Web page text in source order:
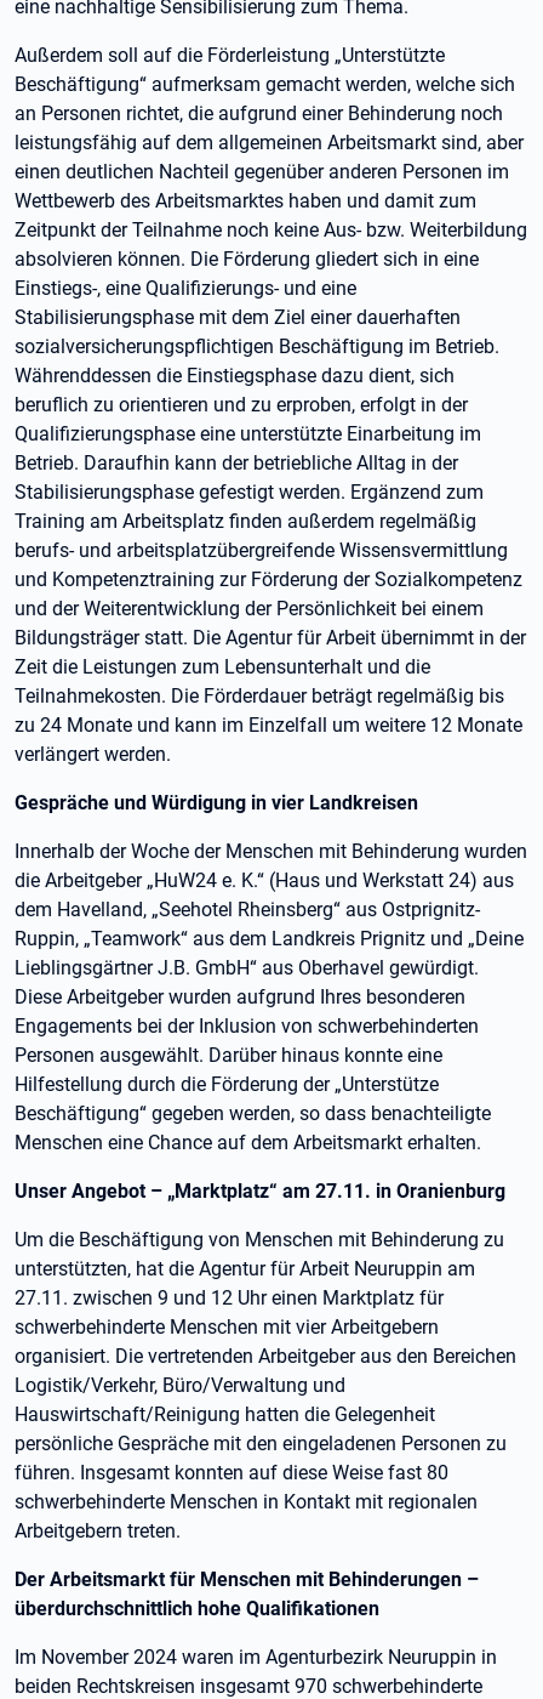
eine nachhaltige Sensibilisierung zum Thema.
Außerdem soll auf die Förderleistung „Unterstützte
Beschäftigung“ aufmerksam gemacht werden, welche sich
an Personen richtet, die aufgrund einer Behinderung noch
leistungsfähig auf dem allgemeinen Arbeitsmarkt sind, aber
einen deutlichen Nachteil gegenüber anderen Personen im
Wettbewerb des Arbeitsmarktes haben und damit zum
Zeitpunkt der Teilnahme noch keine Aus- bzw. Weiterbildung
absolvieren können. Die Förderung gliedert sich in eine
Einstiegs-, eine Qualifizierungs- und eine
Stabilisierungsphase mit dem Ziel einer dauerhaften
sozialversicherungspflichtigen Beschäftigung im Betrieb.
Währenddessen die Einstiegsphase dazu dient, sich
beruflich zu orientieren und zu erproben, erfolgt in der
Qualifizierungsphase eine unterstützte Einarbeitung im
Betrieb. Daraufhin kann der betriebliche Alltag in der
Stabilisierungsphase gefestigt werden. Ergänzend zum
Training am Arbeitsplatz finden außerdem regelmäßig
berufs- und arbeitsplatzübergreifende Wissensvermittlung
und Kompetenztraining zur Förderung der Sozialkompetenz
und der Weiterentwicklung der Persönlichkeit bei einem
Bildungsträger statt. Die Agentur für Arbeit übernimmt in der
Zeit die Leistungen zum Lebensunterhalt und die
Teilnahmekosten. Die Förderdauer beträgt regelmäßig bis
zu 24 Monate und kann im Einzelfall um weitere 12 Monate
verlängert werden.
Gespräche und Würdigung in vier Landkreisen
Innerhalb der Woche der Menschen mit Behinderung wurden
die Arbeitgeber „HuW24 e. K.“ (Haus und Werkstatt 24) aus
dem Havelland, „Seehotel Rheinsberg“ aus Ostprignitz-
Ruppin, „Teamwork“ aus dem Landkreis Prignitz und „Deine
Lieblingsgärtner J.B. GmbH“ aus Oberhavel gewürdigt.
Diese Arbeitgeber wurden aufgrund Ihres besonderen
Engagements bei der Inklusion von schwerbehinderten
Personen ausgewählt. Darüber hinaus konnte eine
Hilfestellung durch die Förderung der „Unterstütze
Beschäftigung“ gegeben werden, so dass benachteiligte
Menschen eine Chance auf dem Arbeitsmarkt erhalten.
Unser Angebot – „Marktplatz“ am 27.11. in Oranienburg
Um die Beschäftigung von Menschen mit Behinderung zu
unterstützten, hat die Agentur für Arbeit Neuruppin am
27.11. zwischen 9 und 12 Uhr einen Marktplatz für
schwerbehinderte Menschen mit vier Arbeitgebern
organisiert. Die vertretenden Arbeitgeber aus den Bereichen
Logistik/Verkehr, Büro/Verwaltung und
Hauswirtschaft/Reinigung hatten die Gelegenheit
persönliche Gespräche mit den eingeladenen Personen zu
führen. Insgesamt konnten auf diese Weise fast 80
schwerbehinderte Menschen in Kontakt mit regionalen
Arbeitgebern treten.
Der Arbeitsmarkt für Menschen mit Behinderungen –
überdurchschnittlich hohe Qualifikationen
Im November 2024 waren im Agenturbezirk Neuruppin in
beiden Rechtskreisen insgesamt 970 schwerbehinderte